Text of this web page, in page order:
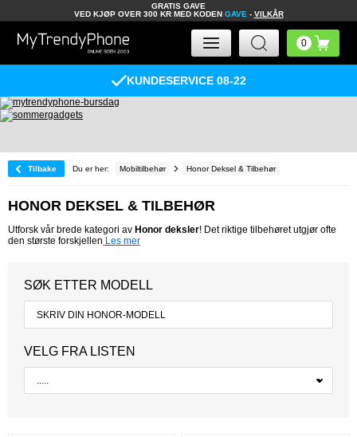
GRATIS GAVE
VED KJØP OVER 300 KR MED KODEN GAVE - VILKÅR
KUNDESERVICE 08-22
Tilbake Du er her: Mobiltilbehør Honor Deksel & Tilbehør
HONOR DEKSEL & TILBEHØR
Utforsk vår brede kategori av Honor deksler! Det riktige tilbehøret utgjør ofte
den største forskjellen Les mer
SØK ETTER MODELL
VELG FRA LISTEN